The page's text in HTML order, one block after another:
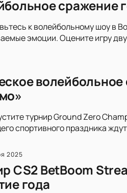
сражение
к волейбольному шоу в
эмоции. Оцените игру
турнир Ground Zero
спортивного праздника
2025
CS2 BetBoom
года